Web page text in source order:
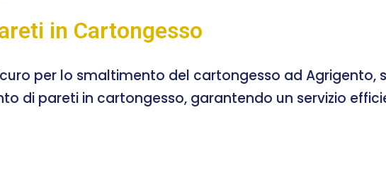
in Cartongesso
per lo smaltimento del cartongesso ad Agrigento,
di pareti in cartongesso, garantendo un servizio